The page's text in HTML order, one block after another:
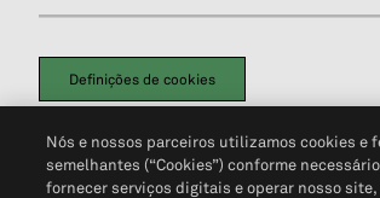
Definições de cookies
Política de PrivacidadePortal de privacidade do
Não Venda Minhas Informações Pessoais© 2026
Nós e nossos parceiros utilizamos cookies e
semelhantes (“Cookies”) conforme
fornecer serviços digitais e operar nosso site,